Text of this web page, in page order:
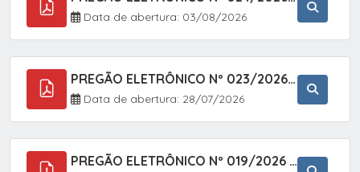
Data de abertura: 03/08/2026
PREGÃO ELETRÔNICO Nº 023/2026 - AQUISIÇÃO DE ENXOVAL INFANTIL, EM ATENDIMENTO À SECRETARIA MUNICIPAL DE EDUCAÇÃO, ATRAVÉS DO SISTEMA DE REGISTRO DE PREÇOS (SRP).
Data de abertura: 28/07/2026
PREGÃO ELETRÔNICO Nº 019/2026 - CONTRATAÇÃO DE EMPRESA ESPECIALIZADA PARA A PRESTAÇÃO DE SERVIÇOS VETERINÁRIOS CLÍNICOS E CIRÚRGICOS, COM FOCO EM AÇÕES DE SAÚDE PÚBLICA, BEM-ESTAR ANIMAL E CONTROLE POPULACIONAL ÉTICO DE CÃES E GATOS, EM ATENDIMENTO À